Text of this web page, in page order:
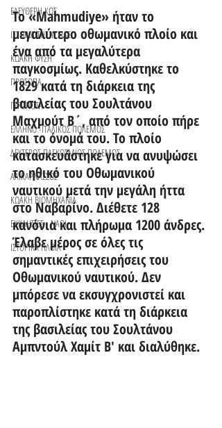
ΕΛΕΥΘΕΡΗ ΚΩΣ
ΙΣΤΟΡΙΑ ΤΗΣ ΥΓΕΙΑΣ
ΚΩΑΚΗ ΦΥΣΗ
ΠΡΟΣΩΠΑ
ΓΕΓΟΝΟΤΑ
ΕΛΛΗΝΟ -ΙΤΑΛΙΚΟΣ ΠΟΛΕΜΟΣ
ΔΕΥΤΕΡΟΣ ΠΑΓΚΟΣΜΙΟΣ ΠΟΛΕΜΟΣ
ΑΛΙΚΑΡΝΑΣΣΟΣ
ΚΩΑΚΗ ΒΙΟΜΗΧΑΝΙΑ
ΕΚΚΛΗΣΙΕΣ - ΝΑΟΙ
ΙΣΤΟΡΙΚΑ ΠΛΟΙΑ
Το «Mahmudiye» ήταν το
μεγαλύτερο οθωμανικό πλοίο και
ένα από τα μεγαλύτερα
παγκοσμίως. Καθελκύστηκε το
1829 κατά τη διάρκεια της
βασιλείας του Σουλτάνου
Μαχμούτ Β΄, από τον οποίο πήρε
και το όνομά του. Το πλοίο
κατασκευάστηκε για να ανυψώσει
το ηθικό του Οθωμανικού
ναυτικού μετά την μεγάλη ήττα
στο Ναβαρίνο. Διέθετε 128
κανόνια και πλήρωμα 1200 άνδρες.
Έλαβε μέρος σε όλες τις
σημαντικές επιχειρήσεις του
Οθωμανικού ναυτικού. Δεν
μπόρεσε να εκσυγχρονιστεί και
παροπλίστηκε κατά τη διάρκεια
της βασιλείας του Σουλτάνου
Αμπντούλ Χαμίτ Β' και διαλύθηκε.